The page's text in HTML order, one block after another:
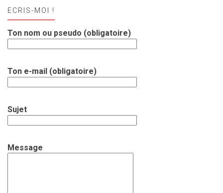
ECRIS-MOI !
Ton nom ou pseudo (obligatoire)
Ton e-mail (obligatoire)
Sujet
Message